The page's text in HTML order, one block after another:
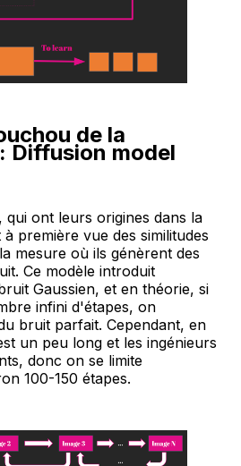
de la
Diffusion model
qui ont leurs origines dans la
première vue des similitudes
mesure où ils génèrent des
Ce modèle introduit
Gaussien, et en théorie, si
infini d'étapes, on
bruit parfait. Cependant, en
un peu long et les ingénieurs
donc on se limite
100-150 étapes.